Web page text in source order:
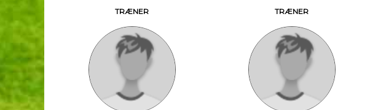
TRÆNER TRÆNER